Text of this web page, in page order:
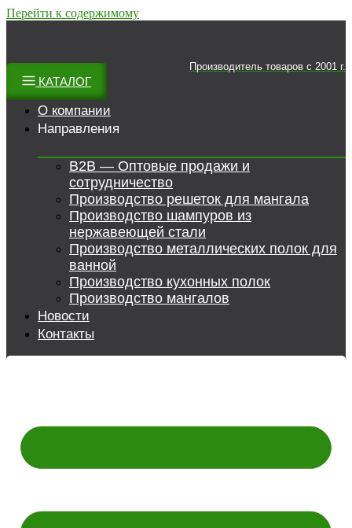
Перейти к содержимому
Производитель товаров c 2001 г.
КАТАЛОГ
О компании
Направления
B2B — Оптовые продажи и
сотрудничество
Производство решеток для мангала
Производство шампуров из
нержавеющей стали
Производство металлических полок для
ванной
Производство кухонных полок
Производство мангалов
Новости
Контакты